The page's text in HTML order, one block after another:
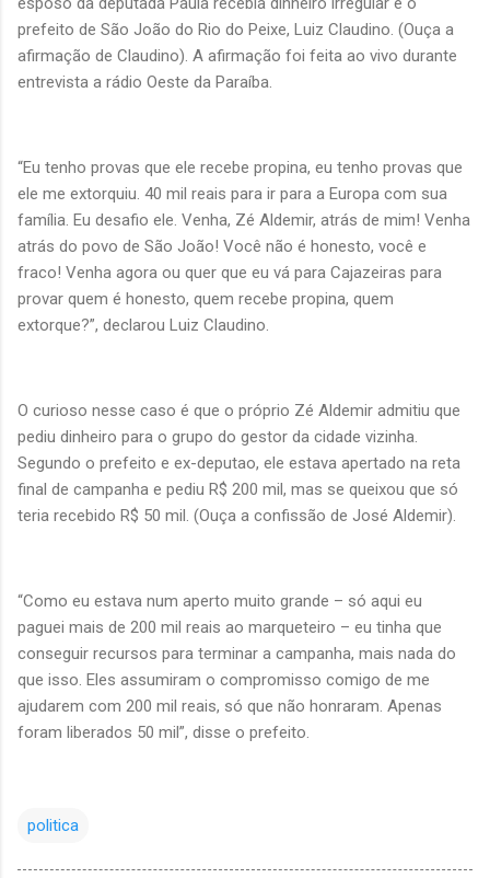
prefeito de São João do Rio do Peixe, Luiz Claudino. (Ouça a
afirmação de Claudino). A afirmação foi feita ao vivo durante
entrevista a rádio Oeste da Paraíba.
“Eu tenho provas que ele recebe propina, eu tenho provas que
ele me extorquiu. 40 mil reais para ir para a Europa com sua
família. Eu desafio ele. Venha, Zé Aldemir, atrás de mim! Venha
atrás do povo de São João! Você não é honesto, você e
fraco! Venha agora ou quer que eu vá para Cajazeiras para
provar quem é honesto, quem recebe propina, quem
extorque?”, declarou Luiz Claudino.
O curioso nesse caso é que o próprio Zé Aldemir admitiu que
pediu dinheiro para o grupo do gestor da cidade vizinha.
Segundo o prefeito e ex-deputao, ele estava apertado na reta
final de campanha e pediu R$ 200 mil, mas se queixou que só
teria recebido R$ 50 mil. (Ouça a confissão de José Aldemir).
“Como eu estava num aperto muito grande – só aqui eu
paguei mais de 200 mil reais ao marqueteiro – eu tinha que
conseguir recursos para terminar a campanha, mais nada do
que isso. Eles assumiram o compromisso comigo de me
ajudarem com 200 mil reais, só que não honraram. Apenas
foram liberados 50 mil”, disse o prefeito.
politica